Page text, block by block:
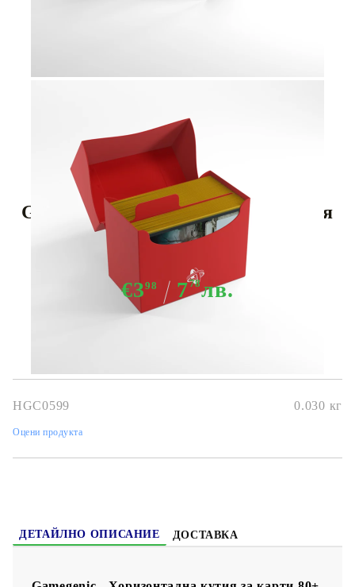
Gamegenic - Хоризонтална кутия
за карти 80+ - Червена
€398 778лв.
HGC0599 0.030 кг
Оцени продукта
ДЕТАЙЛНО ОПИСАНИЕ ДОСТАВКА